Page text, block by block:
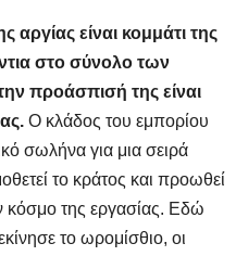
αργίας είναι κομμάτι της
στο σύνολο των
προάσπισή της είναι
Ο κλάδος του εμπορίου
σωλήνα για μια σειρά
το κράτος και προωθεί
κόσμο της εργασίας. Εδώ
το ωρομίσθιο, οι